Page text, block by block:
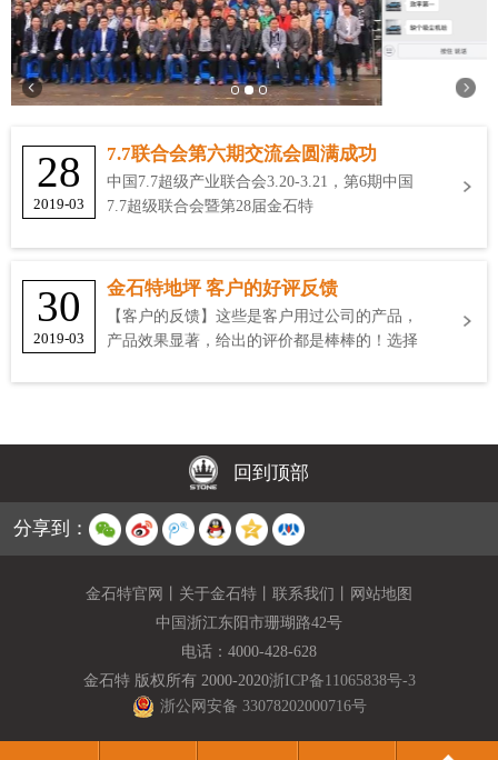
28
2019-03
7.7联合会第六期交流会圆满成功
中国7.7超级产业联合会3.20-3.21，第6期中国
7.7超级联合会暨第28届金石特
30
2019-03
金石特地坪 客户的好评反馈
【客户的反馈】这些是客户用过公司的产品，
产品效果显著，给出的评价都是棒棒的！选择
回到顶部
分享到：
金石特官网 关于金石特 联系我们
网站地图
中国浙江东阳市珊瑚路42号
电话： 4000-428-628
金石特 版权所有 2000-2020浙ICP备11065838号-3
浙公网安备 33078202000716号